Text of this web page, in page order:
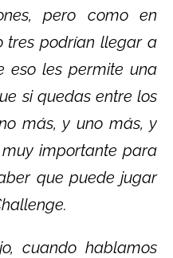
pero como en
tres podrían llegar a
eso les permite una
si quedas entre los
más, y uno más, y
importante para
que puede jugar
cuando hablamos